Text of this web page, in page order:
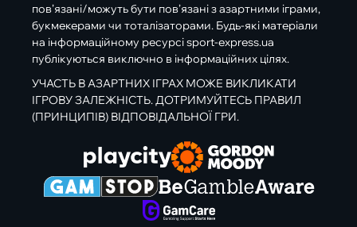
пов’язані/можуть бути пов’язані з азартними іграми,
букмекерами чи тоталізаторами. Будь-які матеріали
на інформаційному ресурсі sport-express.ua
публікуються виключно в інформаційних цілях.
УЧАСТЬ В АЗАРТНИХ ІГРАХ МОЖЕ ВИКЛИКАТИ
ІГРОВУ ЗАЛЕЖНІСТЬ. ДОТРИМУЙТЕСЬ ПРАВИЛ
(ПРИНЦИПІВ) ВІДПОВІДАЛЬНОЇ ГРИ.